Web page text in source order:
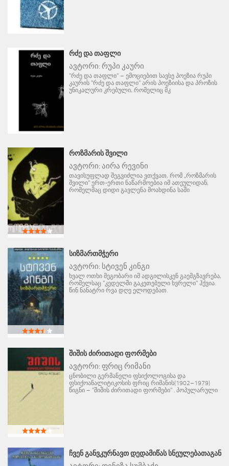
ᲠᲫᲔ ᲓᲐ ᲗᲐᲤᲚᲘ
ავტორი: რუპი კაური
"რძე და თაფლი" – ემოციებით სავსე პოეზია რუპი
კაურის "რძე და თაფლი" არის პოეზიისა და პროზის
უნიკალური კრებული, რომელიც მკ
ᲠᲝᲖᲛᲐᲠᲘᲡ ᲨᲕᲘᲚᲘ
ავტორი: აირა რევინი
თავისუფლად შეგვიძლია ვთქვათ, რომ „როზმარის
შვილი" ერთ-ერთი ნაწარმოებია იმ ათეულიდან,
რომელმაც დიდი გავლენა მოახდინა საში
ᲡᲘᲖᲛᲐᲠᲗᲛᲭᲔᲠᲘ
ავტორი: სტივენ კინგი
ხვალ ოთხი მეგობარი იმ ადგილისკენ გაემგზავრება,
რომელსაც "კედელში გაკეთებული ხვრელი" ჰქვია.
წინ ნანატრი რვა დღე ელოდებათ.
ᲨᲘᲨᲘᲡ ᲫᲘᲠᲘᲗᲐᲓᲘ ᲤᲝᲠᲛᲔᲑᲘ
ავტორი: ფრიც რიმანი
ცნობილი გერმანელი ფსიქოლოგისა და
ფსიქოანალიტიკოსის ფრიც რიმანის(1902–1979)
წიგნი – "შიშის ძირითადი ფორმები" . პოპულარული
ᲩᲕᲔᲜ ᲒᲐᲜᲕᲙᲣᲠᲜᲐᲕᲗ ᲓᲔᲓᲐᲛᲘᲬᲐᲡ ᲡᲜᲔᲣᲚᲔᲑᲐᲗᲐᲒᲐᲜ